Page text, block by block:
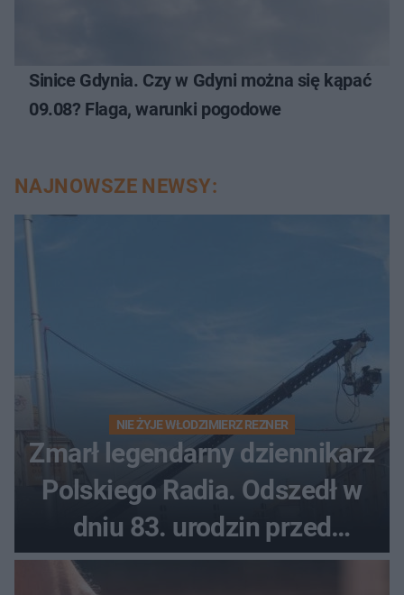
Sinice Gdynia. Czy w Gdyni można się kąpać
09.08? Flaga, warunki pogodowe
NAJNOWSZE NEWSY:
NIE ŻYJE WŁODZIMIERZ REZNER
Zmarł legendarny dziennikarz
Polskiego Radia. Odszedł w
dniu 83. urodzin przed
finałem Tour de Pologne